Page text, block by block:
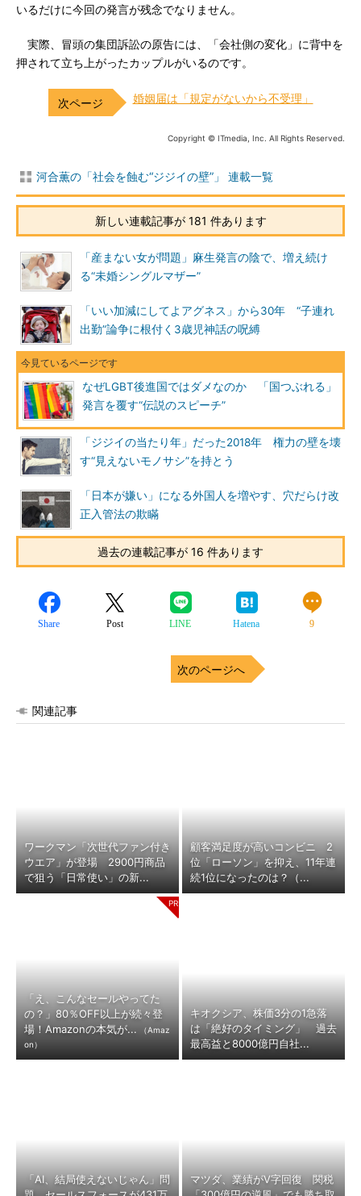
いるだけに今回の発言が残念でなりません。
実際、冒頭の集団訴訟の原告には、「会社側の変化」に背中を
押されて立ち上がったカップルがいるのです。
婚姻届は「規定がないから不受理」
Copyright © ITmedia, Inc. All Rights Reserved.
河合薫の「社会を蝕む“ジジイの壁”」 連載一覧
新しい連載記事が 181 件あります
「産まない女が問題」麻生発言の陰で、増え続け
る“未婚シングルマザー”
「いい加減にしてよアグネス」から30年 “子連れ
出勤”論争に根付く3歳児神話の呪縛
なぜLGBT後進国ではダメなのか 「国つぶれる」
発言を覆す“伝説のスピーチ”
「ジジイの当たり年」だった2018年 権力の壁を壊
す“見えないモノサシ”を持とう
「日本が嫌い」になる外国人を増やす、穴だらけ改
正入管法の欺瞞
過去の連載記事が 16 件あります
Share Post LINE Hatena 9
次のページへ
関連記事
ワークマン「次世代ファン付き
ウエア」が登場 2900円商品
で狙う「日常使い」の新...
顧客満足度が高いコンビニ 2
位「ローソン」を抑え、11年連
続1位になったのは？（...
「え、こんなセールやってた
の？」80％OFF以上が続々登
場！Amazonの本気が...
（Amaz
on）
キオクシア、株価3分の1急落
は「絶好のタイミング」 過去
最高益と8000億円自社...
「AI、結局使えないじゃん」問
マツダ、業績がV字回復 関税